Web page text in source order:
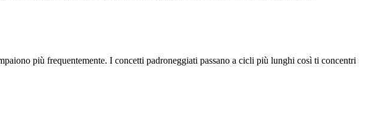
più frequentemente. I concetti padroneggiati passano a cicli più lunghi così ti concentri